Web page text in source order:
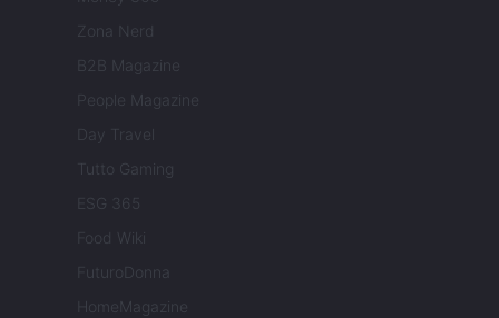
Zona Nerd
B2B Magazine
People Magazine
Day Travel
Tutto Gaming
ESG 365
Food Wiki
FuturoDonna
HomeMagazine